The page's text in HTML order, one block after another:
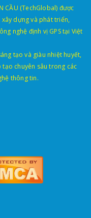
CẦU (TechGlobal) được
dựng và phát triển,
nghệ định vị GPS tại Việt
tạo và giàu nhiệt huyết,
chuyên sâu trong các
thông tin.